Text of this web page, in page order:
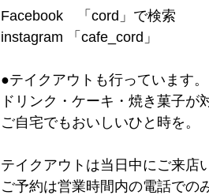
Facebook　「cord」で検索
instagram 「cafe_cord」
●テイクアウトも行っています。
ドリンク・ケーキ・焼き菓子が
ご自宅でもおいしいひと時を。
テイクアウトは当日中にご来店
ご予約は営業時間内の電話での